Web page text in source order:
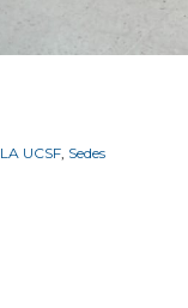
LA UCSF Sedes